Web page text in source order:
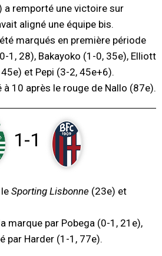
a remporté une victoire sur
aligné une équipe bis.
marqués en première période
1, 28), Bakayoko (1-0, 35e), Elliott
et Pepi (3-2, 45e+6).
10 après le rouge de Nallo (87e).
1-1
Sporting Lisbonne (23e) et
marque par Pobega (0-1, 21e),
par Harder (1-1, 77e).